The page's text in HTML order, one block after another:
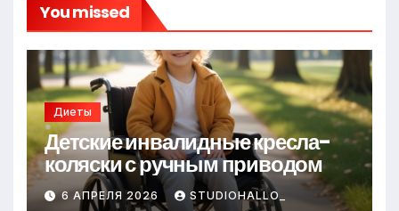
You missed
Диеты
Детские инвалидные кресла-
коляски с ручным приводом
6 АПРЕЛЯ 2026 STUDIOHALLO_